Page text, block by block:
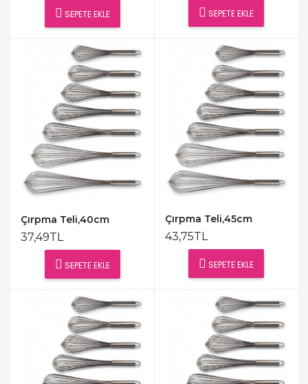
SEPETE EKLE SEPETE EKLE
Çırpma Teli,40cm
37,49TL
SEPETE EKLE
Çırpma Teli,45cm
43,75TL
SEPETE EKLE